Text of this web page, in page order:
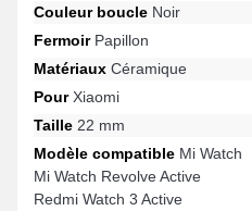
Couleur boucle Noir
FermoirPapillon
Matériaux Céramique
PourXiaomi
Taille 22 mm
Modèle compatible Mi Watch
Mi Watch Revolve Active
Redmi Watch 3 Active